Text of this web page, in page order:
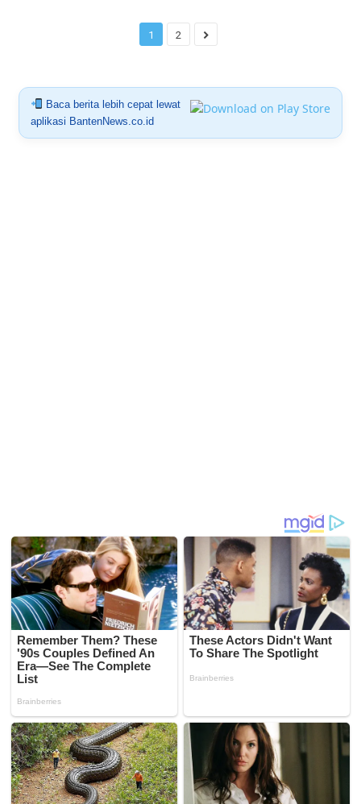
1 2
Baca berita lebih cepat lewat
aplikasi BantenNews.co.id